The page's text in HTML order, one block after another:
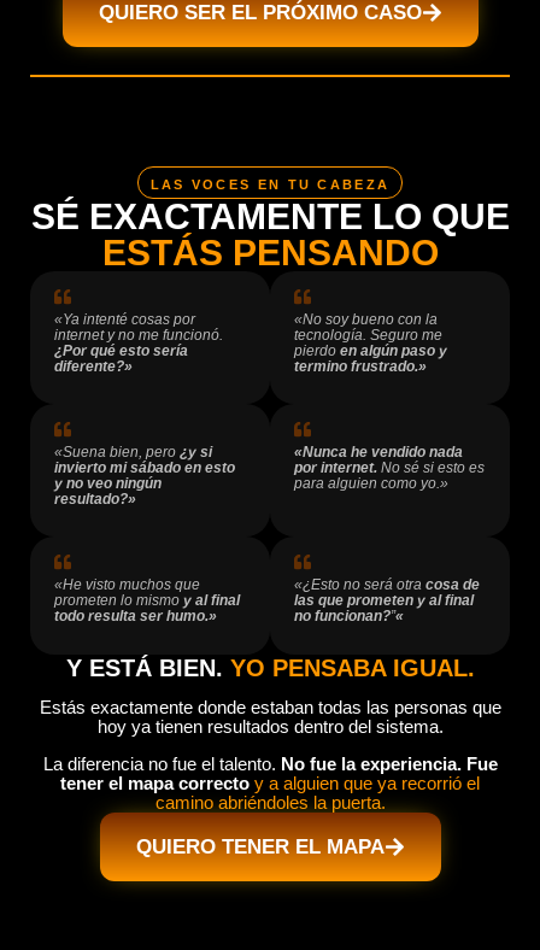
QUIERO SER EL PRÓXIMO CASO
LAS VOCES EN TU CABEZA
SÉ EXACTAMENTE LO QUE
ESTÁS PENSANDO
«Ya intenté cosas por
internet y no me funcionó.
¿Por qué esto sería
diferente?»
«No soy bueno con la
tecnología. Seguro me
pierdo en algún paso y
termino frustrado.»
«Suena bien, pero ¿y si
invierto mi sábado en esto
y no veo ningún
resultado?»
«Nunca he vendido nada
por internet. No sé si esto es
para alguien como yo.»
«He visto muchos que
prometen lo mismo y al final
todo resulta ser humo.»
«¿Esto no será otra cosa de
las que prometen y al final
no funcionan?”«
Y ESTÁ BIEN. YO PENSABA IGUAL.
Estás exactamente donde estaban todas las personas que
hoy ya tienen resultados dentro del sistema.
La diferencia no fue el talento. No fue la experiencia. Fue
tener el mapa correcto y a alguien que ya recorrió el
camino abriéndoles la puerta.
QUIERO TENER EL MAPA